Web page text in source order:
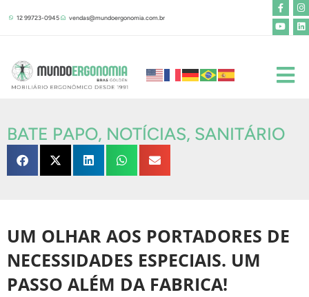
para 12 99723-0945 vendas@mundoergonomia.com.br
F
a
c
e
k
-
f
I
n
s
t
Y
o
u
t
L
i
n
k
BATE PAPO, NOTÍCIAS, SANITÁRIO
UM OLHAR AOS PORTADORES DE
NECESSIDADES ESPECIAIS. UM
PASSO ALÉM DA FABRICA!